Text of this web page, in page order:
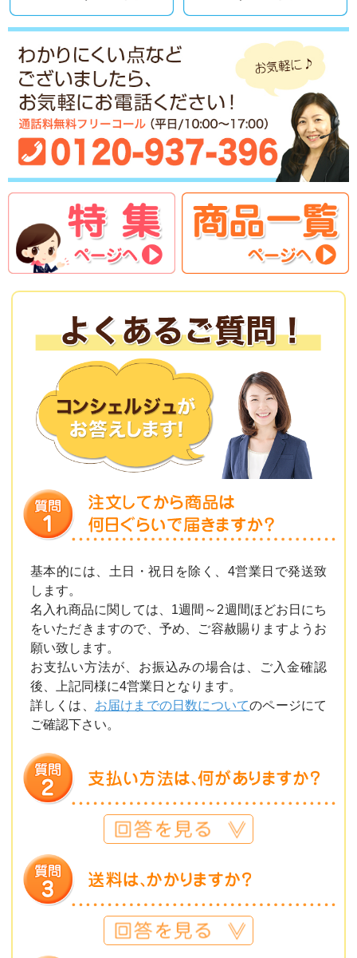
基本的には、土日・祝日を除く、4営業日で発送致
します。
名入れ商品に関しては、1週間～2週間ほどお日にち
をいただきますので、予め、ご容赦賜りますようお
願い致します。
お支払い方法が、お振込みの場合は、ご入金確認
後、上記同様に4営業日となります。
詳しくは、 お届けまでの日数についてのページにて
ご確認下さい。